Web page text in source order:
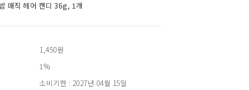
매직 헤어 캔디 36g, 1개
1,450원
1%
소비기한 : 2027년 04월 15일